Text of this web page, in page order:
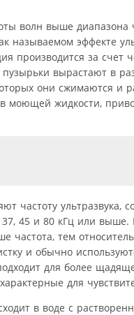
волн выше
называемом эффекте
производится за счет
вырастают в
они сжимаются и
моющей жидкости,
частоту
45 и 80 кГц или выше.
частота, тем
и обычно
для более
для
в воде с